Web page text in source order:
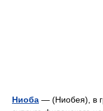
Ниоба — (Ниобея), в